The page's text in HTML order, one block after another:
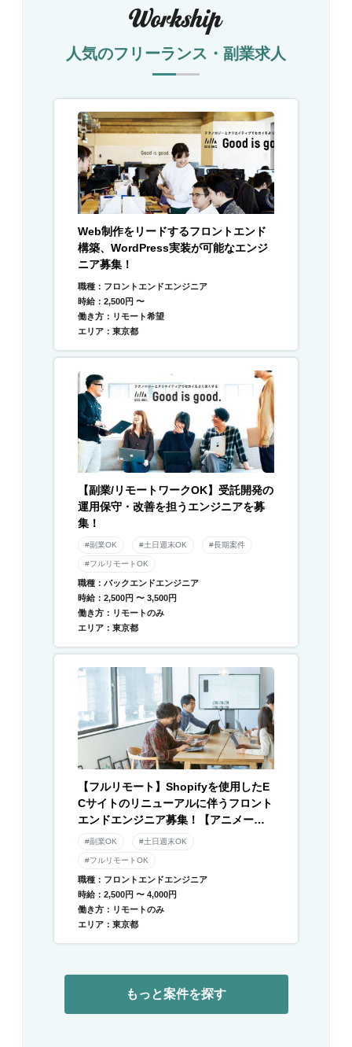
人気のフリーランス・副業求人
Web制作をリードするフロントエンド
構築、WordPress実装が可能なエンジ
ニア募集！
職種：フロントエンドエンジニア
時給：2,500円 〜
働き方：リモート希望
エリア：東京都
【副業/リモートワークOK】受託開発の
運用保守・改善を担うエンジニアを募
集！
#副業OK #土日週末OK #長期案件
#フルリモートOK
職種：バックエンドエンジニア
時給：2,500円 〜 3,500円
働き方：リモートのみ
エリア：東京都
【フルリモート】Shopifyを使用したE
Cサイトのリニューアルに伴うフロント
エンドエンジニア募集！【アニメーシ
ョン】
#副業OK #土日週末OK
#フルリモートOK
職種：フロントエンドエンジニア
時給：2,500円 〜 4,000円
働き方：リモートのみ
エリア：東京都
もっと案件を探す